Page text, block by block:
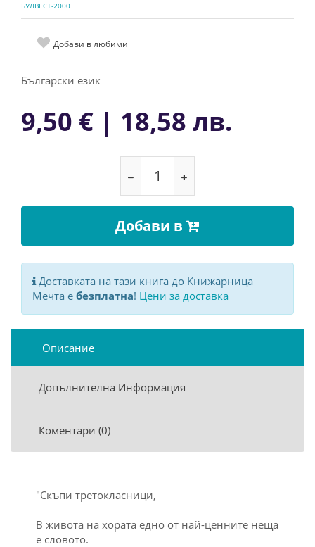
БУЛВЕСТ-2000
Добави в любими
Български език
9,50 € | 18,58 лв.
Добави в
Доставката на тази книга до Книжарница
Мечта е безплатна! Цени за доставка
Описание
Допълнителна Информация
Коментари (0)
"Скъпи третокласници,
В живота на хората едно от най-ценните неща
е словото.